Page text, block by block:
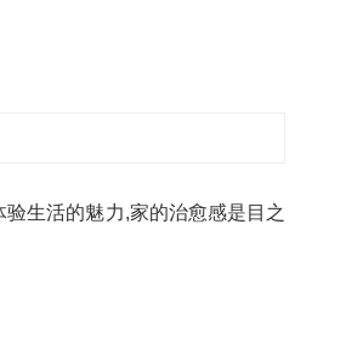
生活的魅力,家的治愈感是目之